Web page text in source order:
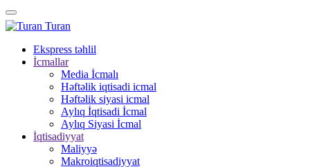
Turan
Ekspress təhlil
İcmallar
Media İcmalı
Həftəlik iqtisadi icmal
Həftəlik siyasi icmal
Aylıq İqtisadi İcmal
Aylıq Siyasi İcmal
İqtisadiyyat
Maliyyə
Makroiqtisadiyyat